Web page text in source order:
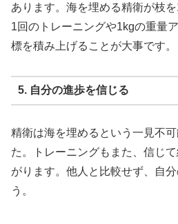
あります。海を埋める精衛が枝
1回のトレーニングや1kgの重量
標を積み上げることが大事です。
5. 自分の進歩を信じる
精衛は海を埋めるという一見不
た。トレーニングもまた、信じ
がります。他人と比較せず、自
う。